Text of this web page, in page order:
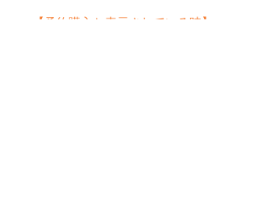
【予約購入と表示されている時】